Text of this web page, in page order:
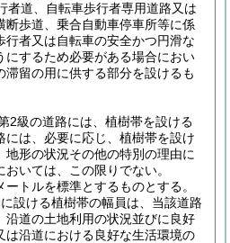
者道、自転車歩行者専用道路又は
断歩道、乗合自動車停車所等に係
行者又は自転車の安全かつ円滑な
にするため必要がある場合におい
滞留の用に供する部分を設けるも
2級の道路には、植樹帯を設ける
には、必要に応じ、植樹帯を設け
地形の状況その他の特別の理由に
いては、この限りでない。
トルを標準とするものとする。
設ける植樹帯の幅員は、当該道路
沿道の土地利用の状況並びに良好
は沿道における良好な生活環境の